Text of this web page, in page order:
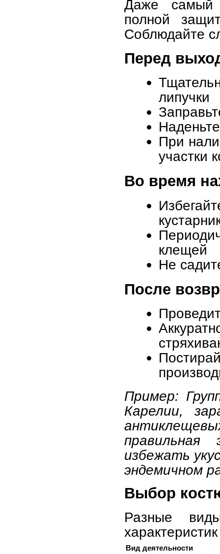
Даже самый
полной
Соблюдайте
Перед
липучки
При
участки
Во время
клещей
Не
После
Пример:
Карелии,
правильная
избежать
эндемичном
Выбор
Разные
Вид деятельности